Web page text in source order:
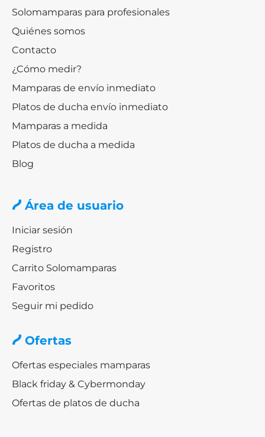
Solomamparas para profesionales
Quiénes somos
Contacto
¿Cómo medir?
Mamparas de envío inmediato
Platos de ducha envío inmediato
Mamparas a medida
Platos de ducha a medida
Blog
Área de usuario
Iniciar sesión
Registro
Carrito Solomamparas
Favoritos
Seguir mi pedido
Ofertas
Ofertas especiales mamparas
Black friday & Cybermonday
Ofertas de platos de ducha